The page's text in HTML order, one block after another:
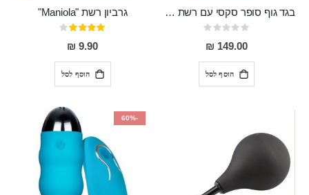
בגד גוף סופר סקסי עם רשת שקופה בחזה ושרשרות מלמעלה וריצרץ מלמטה Pan במפשעה
Rating:
0%
149.00 ₪
הוסף לסל
גרביון רשת "Maniola"
דירוג:
80%
9.90 ₪
הוסף לסל
-60%